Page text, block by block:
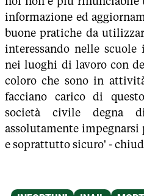
informazione ed
buone pratiche da
interessando nelle
nei luoghi di lavoro con
coloro che sono in
facciano carico di
società civile degna
assolutamente impegnarsi
e soprattutto sicuro' -